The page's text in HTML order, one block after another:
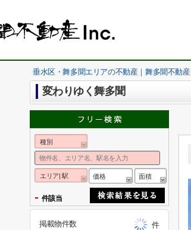
垂水区・舞多聞エリアの不動産｜舞多聞不動産
変わりゆく舞多聞
種別
エリア| 駅 価格 面積
- 件該当
掲載物件数
件